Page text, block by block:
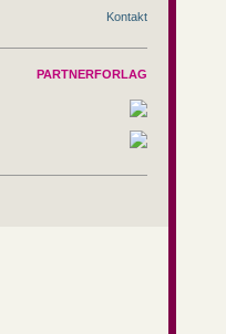
Kontakt
PARTNERFORLAG